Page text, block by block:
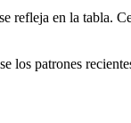
refleja en la tabla.
los patrones